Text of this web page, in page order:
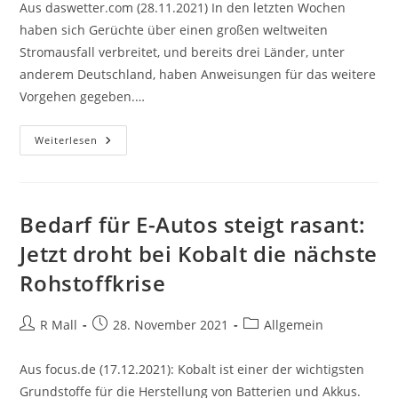
Aus daswetter.com (28.11.2021) In den letzten Wochen
haben sich Gerüchte über einen großen weltweiten
Stromausfall verbreitet, und bereits drei Länder, unter
anderem Deutschland, haben Anweisungen für das weitere
Vorgehen gegeben.…
Weiterlesen Alarm
Wegen
Wo
Und
Bedarf für E-Autos steigt rasant:
Jetzt droht bei Kobalt die nächste
Rohstoffkrise
Beitrags-
R Mall
Beitrag28. November 2021
Beitrags-
Allgemein
Aus focus.de (17.12.2021): Kobalt ist einer der wichtigsten
Grundstoffe für die Herstellung von Batterien und Akkus.